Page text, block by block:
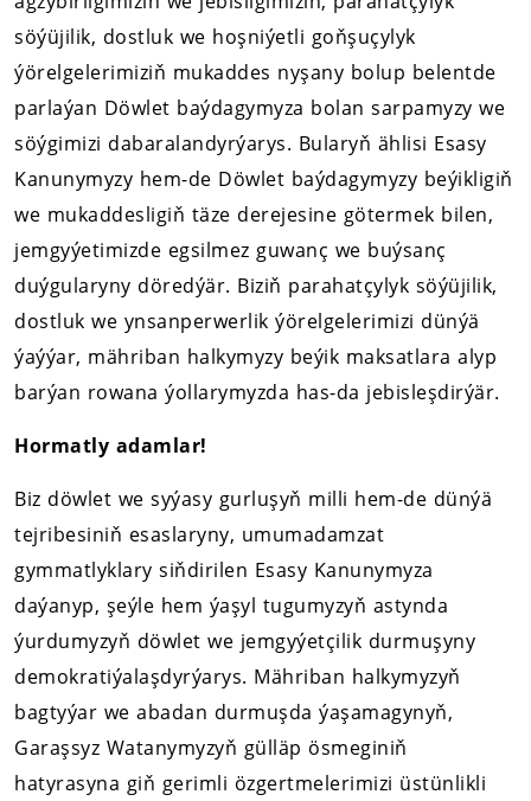
söýüjilik, dostluk we hoşniýetli goňşuçylyk
ýörelgelerimiziň mukaddes nyşany bolup belentde
parlaýan Döwlet baýdagymyza bolan sarpamyzy we
söýgimizi dabaralandyrýarys. Bularyň ählisi Esasy
Kanunymyzy hem-de Döwlet baýdagymyzy beýikligiň
we mukaddesligiň täze derejesine götermek bilen,
jemgyýetimizde egsilmez guwanç we buýsanç
duýgularyny döredýär. Biziň parahatçylyk söýüjilik,
dostluk we ynsanperwerlik ýörelgelerimizi dünýä
ýaýýar, mähriban halkymyzy beýik maksatlara alyp
barýan rowana ýollarymyzda has-da jebisleşdirýär.
Hormatly adamlar!
Biz döwlet we syýasy gurluşyň milli hem-de dünýä
tejribesiniň esaslaryny, umumadamzat
gymmatlyklary siňdirilen Esasy Kanunymyza
daýanyp, şeýle hem ýaşyl tugumyzyň astynda
ýurdumyzyň döwlet we jemgyýetçilik durmuşyny
demokratiýalaşdyrýarys. Mähriban halkymyzyň
bagtyýar we abadan durmuşda ýaşamagynyň,
Garaşsyz Watanymyzyň gülläp ösmeginiň
hatyrasyna giň gerimli özgertmelerimizi üstünlikli